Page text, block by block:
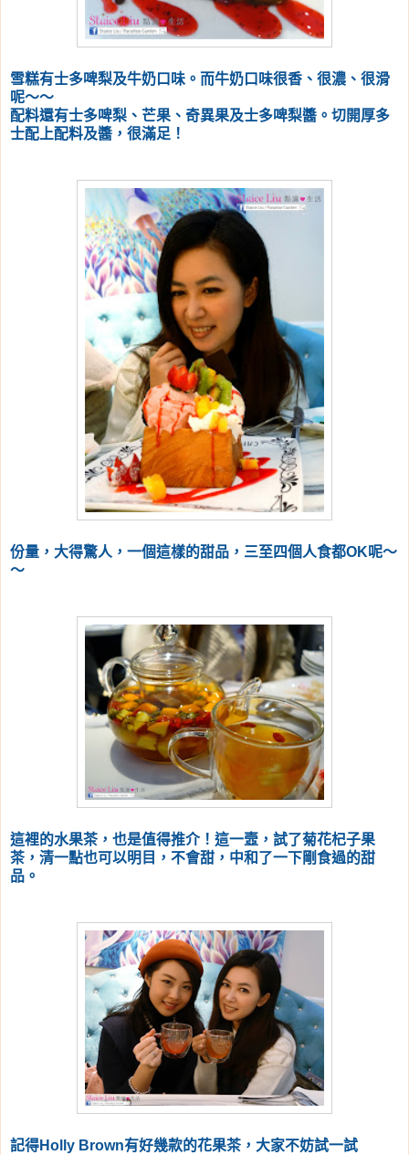
雪糕有士多啤梨及牛奶口味。而牛奶口味很香、很濃、很滑
呢～～
配料還有士多啤梨、芒果、奇異果及士多啤梨醬。切開厚多
士配上配料及醬，很滿足！
份量，大得驚人，一個這樣的甜品，三至四個人食都OK呢～
～
這裡的水果茶，也是值得推介！這一壼，試了菊花杞子果
茶，清一點也可以明目，不會甜，中和了一下剛食過的甜
品。
記得Holly Brown有好幾款的花果茶，大家不妨試一試